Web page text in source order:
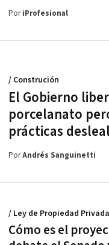
PoriProfesional
El Gobierno
porcelanato
prácticas
/ Construción
PorAndrés Sanguinetti
Cómo es el
/ Ley de Propiedad Privada